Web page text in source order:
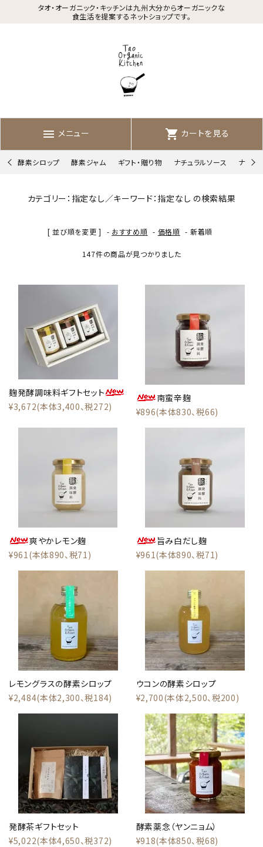
タオ・オーガニック・キッチンは九州大分からオーガニックな
食生活を提案するネットショップです。
menu メニュー shopping_cart カートを見る
酵素シロップ 酵素ジャム ギフト・贈り物 ナチュラルソース ナチュ
カテゴリー：指定なし／キーワード：指定なし の検索結果
[ 並び順を変更 ] - おすすめ順 - 価格順 - 新着順
147件の商品が見つかりました
麹発酵調味料ギフトセット
¥3,672(本体3,400、税272)
南蛮辛麹
¥896(本体830、税66)
爽やかレモン麹
¥961(本体890、税71)
旨み白だし麹
¥961(本体890、税71)
レモングラスの酵素シロップ
¥2,484(本体2,300、税184)
ウコンの酵素シロップ
¥2,700(本体2,500、税200)
発酵茶ギフトセット
¥5,022(本体4,650、税372)
酵素薬念（ヤンニョム）
¥918(本体850、税68)